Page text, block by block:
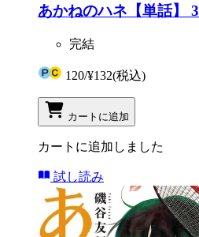
あかねのハネ【単話】 3
完結
120/¥132(税込)
カートに追加
カートに追加しました
試し読み